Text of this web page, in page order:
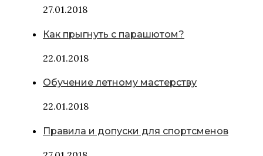
27.01.2018
Как прыгнуть с парашютом?
22.01.2018
Обучение летному мастерству
22.01.2018
Правила и допуски для спортсменов